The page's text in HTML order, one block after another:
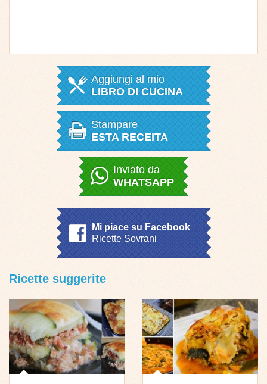
Aggiungi al mio
LIBRO DI CUCINA
Stampare
ESTA RECEITA
Inviato da
WHATSAPP
Mi piace su Facebook
Ricette Sovrani
Ricette suggerite